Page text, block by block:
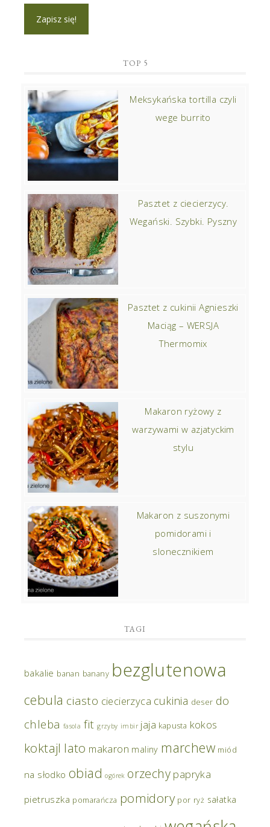
TOP 5
Meksykańska tortilla czyli
wege burrito
Pasztet z ciecierzycy.
Wegański. Szybki. Pyszny
Pasztet z cukinii Agnieszki
Maciąg – WERSJA
Thermomix
Makaron ryżowy z
warzywami w azjatyckim
stylu
Makaron z suszonymi
pomidorami i
slonecznikiem
TAGI
bakalie banan banany bezglutenowa
cebula ciasto ciecierzyca cukinia deser do
chleba fasola fit grzyby imbir jaja kapusta kokos
koktajl lato makaron maliny marchew miód
na słodko obiad ogórek orzechy papryka
pietruszka pomarańcza pomidory por ryż sałatka